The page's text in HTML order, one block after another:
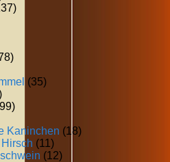
(35)
Kaninchen (18)
(11)
(12)